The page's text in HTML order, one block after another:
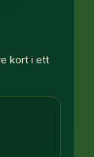
kort i ett